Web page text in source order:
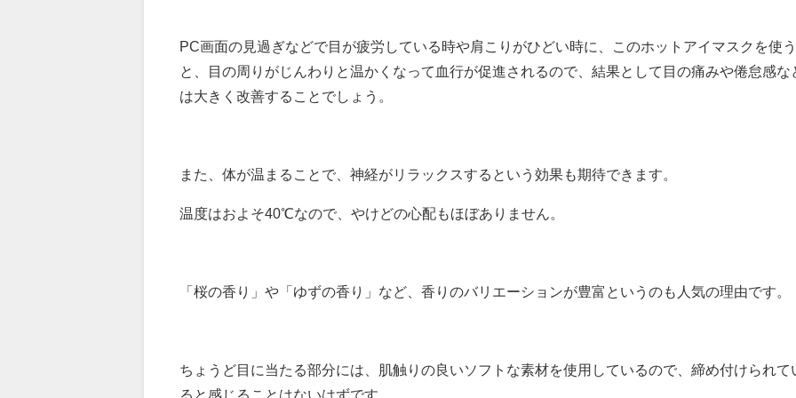
PC画面の見過ぎなどで目が疲労している時や肩こりがひどい時に、このホットアイマスクを使う
と、目の周りがじんわりと温かくなって血行が促進されるので、結果として目の痛みや倦怠感な
は大きく改善することでしょう。
また、体が温まることで、神経がリラックスするという効果も期待できます。
温度はおよそ40℃なので、やけどの心配もほぼありません。
「桜の香り」や「ゆずの香り」など、香りのバリエーションが豊富というのも人気の理由です。
ちょうど目に当たる部分には、肌触りの良いソフトな素材を使用しているので、締め付けられて
ると感じることはないはずです。